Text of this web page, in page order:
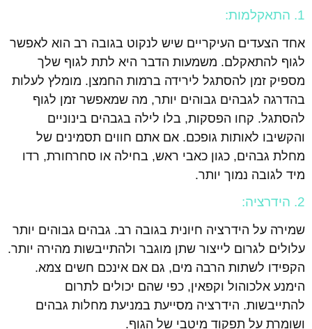
1. התאקלמות:
אחד הצעדים העיקריים שיש לנקוט בגובה רב הוא לאפשר
לגוף להתאקלם. משמעות הדבר היא לתת לגוף שלך
מספיק זמן להסתגל לירידה ברמות החמצן. מומלץ לעלות
בהדרגה לגבהים גבוהים יותר, מה שמאפשר זמן לגוף
להסתגל. קחו הפסקות, בלו לילה בגבהים בינוניים
והקשיבו לאותות גופכם. אם אתם חווים תסמינים של
מחלת גבהים, כגון כאבי ראש, בחילה או סחרחורת, רדו
מיד לגובה נמוך יותר.
2. הידרציה:
שמירה על הידרציה חיונית בגובה רב. גבהים גבוהים יותר
עלולים לגרום לייצור שתן מוגבר ולהתייבשות מהירה יותר.
הקפידו לשתות הרבה מים, גם אם אינכם חשים צמא.
הימנע אלכוהול וקפאין, כפי שהם יכולים לתרום
להתייבשות. הידרציה מסייעת במניעת מחלות גבהים
ושומרת על תפקוד מיטבי של הגוף.